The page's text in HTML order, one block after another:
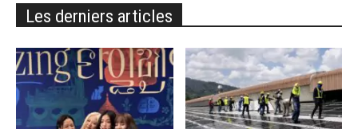
Les derniers articles